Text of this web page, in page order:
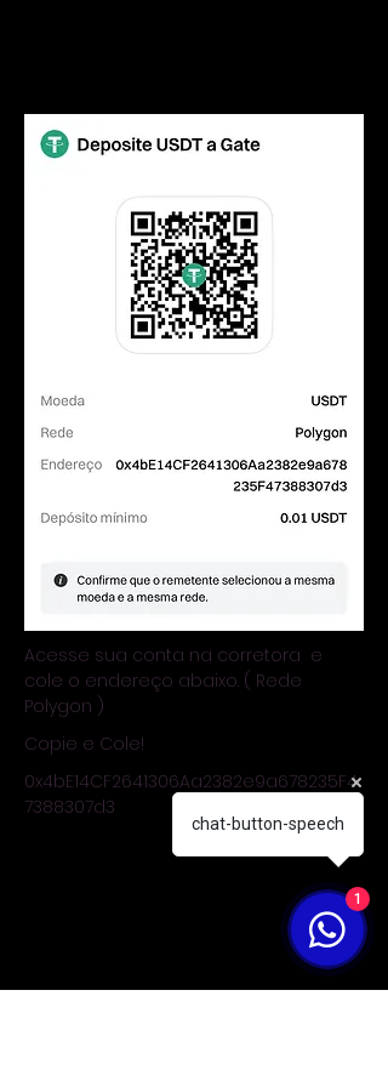
Acesse sua conta na corretora e
cole o endereço abaixo. ( Rede
Polygon )
Copie e Cole!
0x4bE14CF2641306Aa2382e9a678235F4
7388307d3
chat-button-speech
1